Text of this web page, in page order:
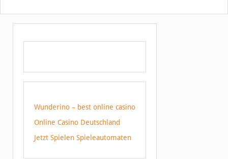
Wunderino – best online casino
Online Casino Deutschland
Jetzt Spielen Spieleautomaten